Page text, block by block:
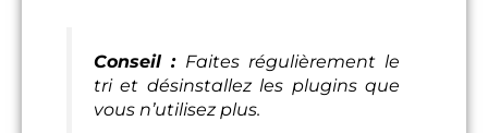
Conseil :Faites régulièrement le
tri et désinstallez les plugins que
vous n’utilisez plus.